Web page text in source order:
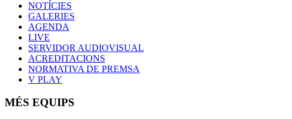
NOTÍCIES
GALERIES
AGENDA
LIVE
SERVIDOR AUDIOVISUAL
ACREDITACIONS
NORMATIVA DE PREMSA
V PLAY
MÉS EQUIPS